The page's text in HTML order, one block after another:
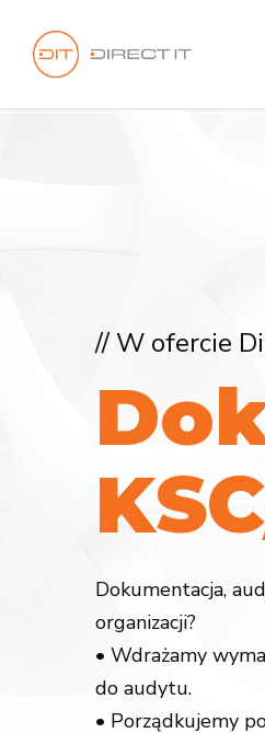
Do
KSC
Dokumentacja,
organizacji?
• Wdrażamy
do audytu.
• Porządkujemy
// W ofercie